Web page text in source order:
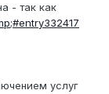
- так как
услуг